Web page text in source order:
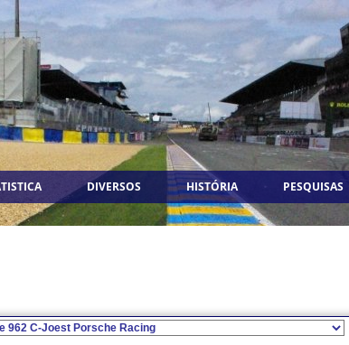
DIVERSOS HISTÓRIA PESQUISAS